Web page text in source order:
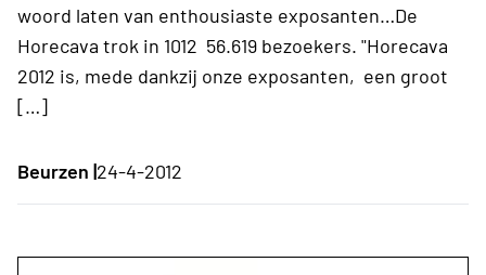
woord laten van enthousiaste exposanten…De
Horecava trok in 1012 56.619 bezoekers. "Horecava
2012 is, mede dankzij onze exposanten, een groot
[…]
Beurzen |24-4-2012